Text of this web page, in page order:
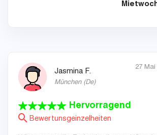
Jasmina F.
München(De)
Hervorragend
Bewertunsgeinzelheiten
27 Mai